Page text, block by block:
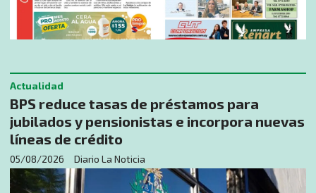
BPS reduce tasas de préstamos para
jubilados y pensionistas e incorpora nuevas
líneas de crédito
Diario La Noticia
Actualidad
05/08/2026